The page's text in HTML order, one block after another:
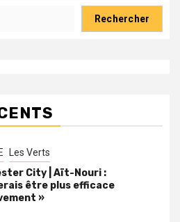
Rechercher
Les Verts
City | Aït-Nouri :
être plus efficace
»